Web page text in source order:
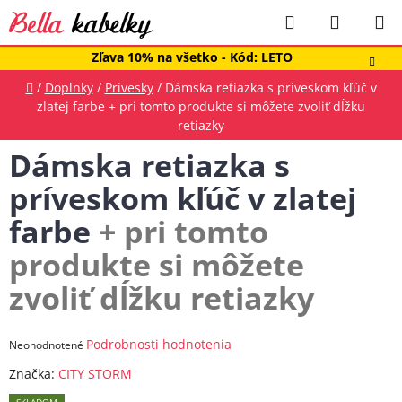
Prejsť
na
obsah
Zľava 10% na všetko - Kód: LETO
Hľadať
KOŠÍK
Domov
/ Doplnky / Prívesky / Dámska retiazka s príveskom kľúč v
zlatej farbe + pri tomto produkte si môžete zvoliť dĺžku
retiazky
Dámska retiazka s
príveskom kľúč v zlatej
farbe + pri tomto
produkte si môžete
zvoliť dĺžku retiazky
Priemerné
Neohodnotené Podrobnosti hodnotenia
Značka: CITY STORM